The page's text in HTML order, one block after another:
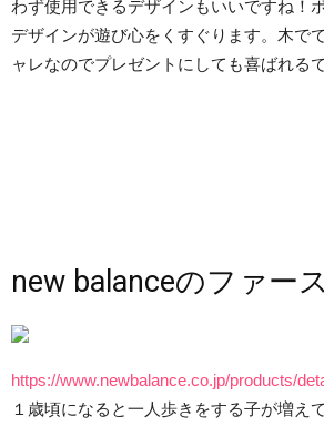
わず使用できるデザインもいいですね！
デザインが遊び心をくすぐります。木で
ャレなのでプレゼントにしても喜ばれる
new balanceのファー
https://www.newbalance.co.jp/products/
１歳頃になると一人歩きをする子が増え